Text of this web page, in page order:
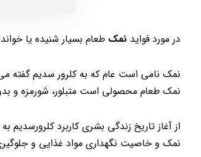
در مورد فواید نمک طعام بسیار شنیده یا
نمک نامی است عام که به کلرور سدیم گفته
نمک طعام محصولی است متبلور، شورمزه و
از آغاز تاریخ زندگی بشری کاربرد
نمک و خاصیت نگهداری مواد غذایی و